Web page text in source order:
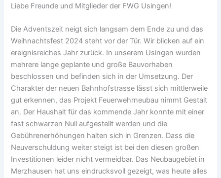
Liebe Freunde und Mitglieder der FWG Usingen!
Die Adventszeit neigt sich langsam dem Ende zu und das
Weihnachtsfest 2024 steht vor der Tür. Wir blicken auf ein
ereignisreiches Jahr zurück. In unserem Usingen wurden
mehrere lange geplante und große Bauvorhaben
beschlossen und befinden sich in der Umsetzung. Der
Charakter der neuen Bahnhofstrasse lässt sich mittlerweile
gut erkennen, das Projekt Feuerwehrneubau nimmt Gestalt
an. Der Haushalt für das kommende Jahr konnte mit einer
fast schwarzen Null aufgestellt werden und die
Gebührenerhöhungen halten sich in Grenzen. Dass die
Neuverschuldung weiter steigt ist bei den diesen großen
Investitionen leider nicht vermeidbar. Das Neubaugebiet in
Merzhausen hat uns eindrucksvoll gezeigt, was heute alles